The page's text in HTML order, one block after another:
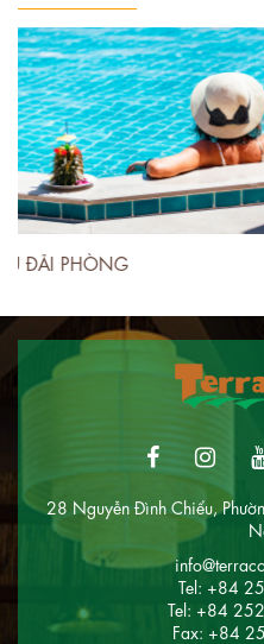
THÔNG TIN ƯU ĐÃI PHÒNG
28 Nguyễn Đình Chiểu,
Tel: +84
Tel: +84
Fax: +84